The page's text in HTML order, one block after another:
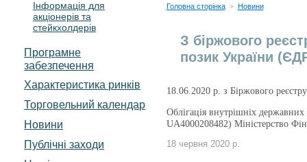
4 серпня 2026 р.
Інформація для
акціонерів та
стейкхолдерів
Програмне
забезпечення
Характеристика pинків
Торговельний календар
Новини
Публічні заходи
Головна сторінка > Новини
З біржового
позик України
18.06.2020 р. з Біржового
Облігація внутрішніх
UA4000208482) Міністерство
18 червня 2020 р.